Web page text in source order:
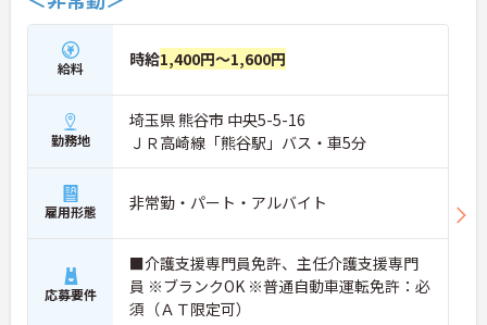
給料 時給1,400円～1,600円
勤務地
埼玉県 熊谷市 中央5-5-16
ＪＲ高崎線「熊谷駅」バス・車5分
雇用形態 非常勤・パート・アルバイト
応募要件
■介護支援専門員免許、主任介護支援専門
員 ※ブランクOK ※普通自動車運転免許：必
須（ＡＴ限定可）